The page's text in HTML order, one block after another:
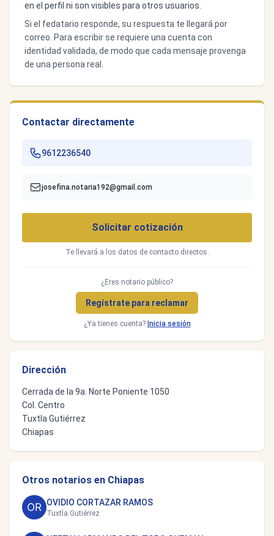
en el perfil ni son visibles para otros usuarios.
Si el fedatario responde, su respuesta te llegará por
correo. Para escribir se requiere una cuenta con
identidad validada, de modo que cada mensaje provenga
de una persona real.
Contactar directamente
9612236540
josefina.notaria192@gmail.com
Solicitar cotización
Te llevará a los datos de contacto directos.
¿Eres notario público?
Regístrate para reclamar
¿Ya tienes cuenta? Inicia sesión
Dirección
Cerrada de la 9a. Norte Poniente 1050
Col. Centro
Tuxtla Gutiérrez
Chiapas
Otros notarios en Chiapas
OVIDIO CORTAZAR RAMOS
Tuxtla Gutiérrez